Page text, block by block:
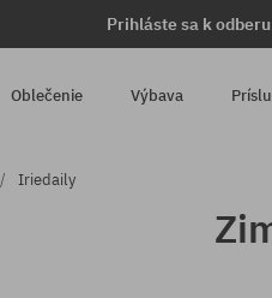
Prihláste sa k
Oblečenie Výbava
Iriedaily